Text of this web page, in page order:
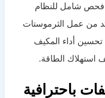
فحص شامل للنظام
من عمل الثرموستات
أداء المكيف
استهلاك الطاقة.
باحترافية